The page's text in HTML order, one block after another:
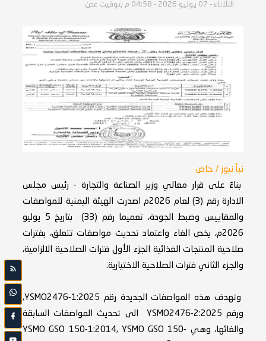
الثلاثاء - 07 يوليو 2026 - 04:58 م بتوقيت عدن
نبأ نيوز / خاص
بناءً على قرار معالي وزير الصناعة والتجارة - رئيس مجلس
الادارة رقم (3) لعام 2026م اصدرت الهيئة اليمنية للمواصفات
والمقاييس وضبط الجودة، تعميما رقم (33) بتاريخ 5 يوليو
2026م، يخص الغاء واعتماد تحديث مواصفات تتعلق، بفترات
صلاحية المنتجات الغذائية الجزء الأول فترات الصلاحية الالزامية،
والجزء الثاني فترات الصلاحية الاختيارية.
وتهدف هذه المواصفات الجديدة رقم YSMO2476-1:2025,
ورقم YSMO2476-2:2025 الى تحديث المواصفات السابقة
والغائها، وهي YSMO GSO 150-1:2014, YSMO GSO 150-